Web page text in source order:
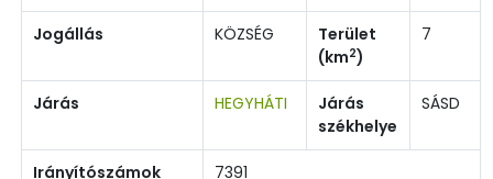
Jogállás KÖZSÉG
Terület
(km2)
7
Járás HEGYHÁTI
Járás
székhelye
SÁSD
Irányítószámok 7391